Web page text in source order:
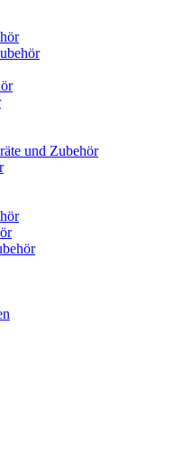
und Zubehör